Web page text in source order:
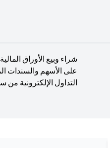
شراء وبيع الأوراق
على الأسهم والسندات
التداول الإلكترونية من